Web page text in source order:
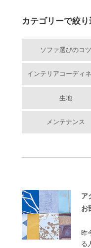
カテゴリーで絞
ソファ選びのコツ
インテリアコーディ
生地
メンテナンス
ア
お
昨
る